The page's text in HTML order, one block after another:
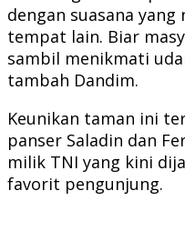
dengan suasana
tempat lain. Biar
sambil menikmati
tambah Dandim.
Keunikan taman ini
panser Saladin dan
milik TNI yang kini
favorit pengunjung.